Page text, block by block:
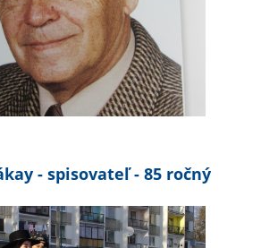
- spisovateľ - 85 ročný